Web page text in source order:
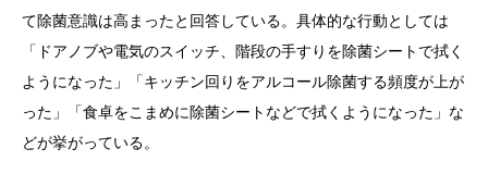
て除菌意識は高まったと回答している。具体的な行動としては
「ドアノブや電気のスイッチ、階段の手すりを除菌シートで拭く
ようになった」「キッチン回りをアルコール除菌する頻度が上が
った」「食卓をこまめに除菌シートなどで拭くようになった」な
どが挙がっている。